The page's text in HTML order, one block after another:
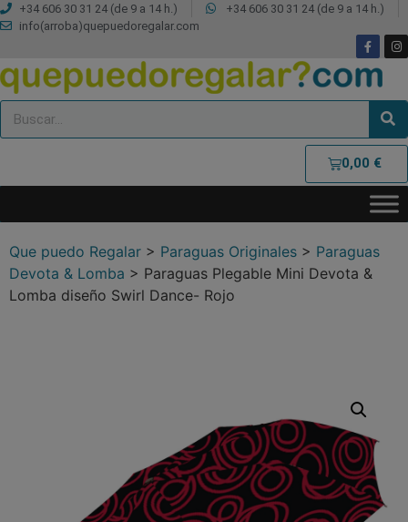
+34 606 30 31 24 (de 9 a 14 h.)
+34 606 30 31 24 (de 9 a 14 h.)
info(arroba)quepuedoregalar.com
0,00 €
Que puedo Regalar > Paraguas Originales > Paraguas
Devota & Lomba > Paraguas Plegable Mini Devota &
Lomba diseño Swirl Dance- Rojo